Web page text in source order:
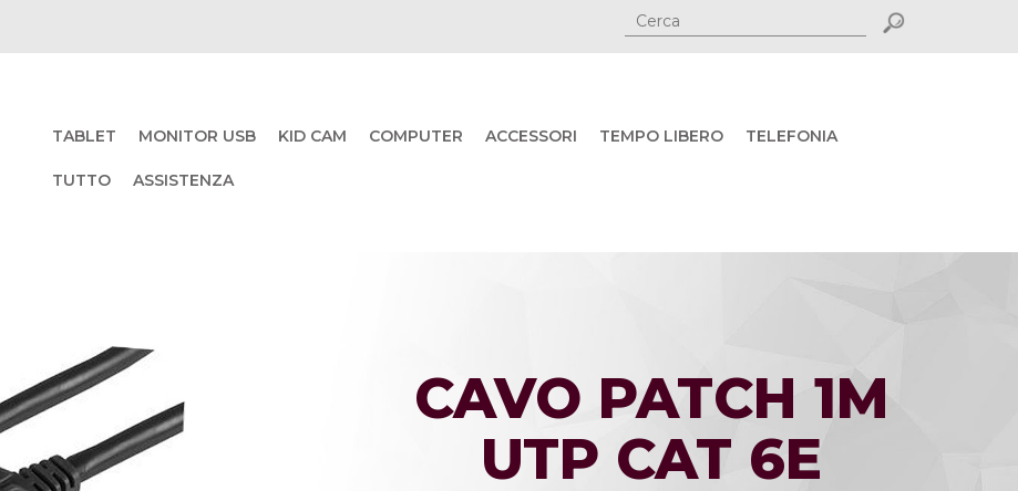
TABLET MONITOR USB KID CAM COMPUTER ACCESSORI TEMPO LIBERO TELEFONIA
TUTTO ASSISTENZA
CAVO PATCH 1M
UTP CAT 6E